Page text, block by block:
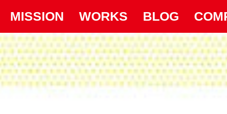
MISSION WORKS BLOG